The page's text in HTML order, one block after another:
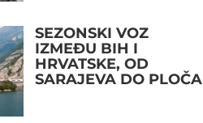
SEZONSKI VOZ
IZMEĐU BIH I
HRVATSKE, OD
SARAJEVA DO PLOČA